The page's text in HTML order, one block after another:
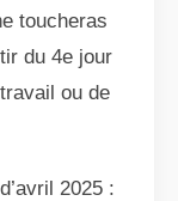
toucheras
du 4e jour
ou de
2025 :